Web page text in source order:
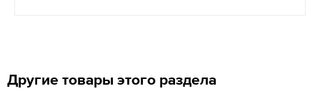
Другие товары этого раздела